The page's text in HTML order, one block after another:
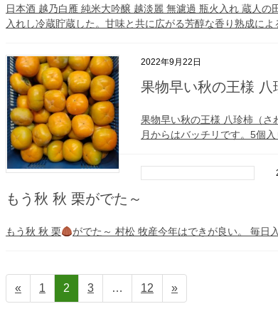
日本酒 越乃白雁 純米大吟醸 越淡麗 無濾過 瓶火入れ 蔵人
入れし冷蔵貯蔵した。甘味と共に広がる芳醇な香り熟成に
2022年9月22日
果物早い秋の王様 八
果物早い秋の王様 八珍柿（さ
月からはバッチリです。5個
もう秋 秋 栗がでた～
もう秋 秋 栗 がでた～ 村松 牧産今年はできが良い。 毎日
投
«
固
定
1
固
定
2
固
定
3 …
固
定
12 »